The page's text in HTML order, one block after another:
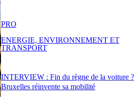
INTERVIEW : Fin du règne de la voiture ?
Bruxelles réinvente sa mobilité
PRO
ENERGIE, ENVIRONNEMENT ET
TRANSPORT